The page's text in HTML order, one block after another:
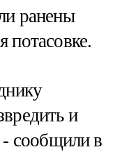
ранены
потасовке.
и
- сообщили в